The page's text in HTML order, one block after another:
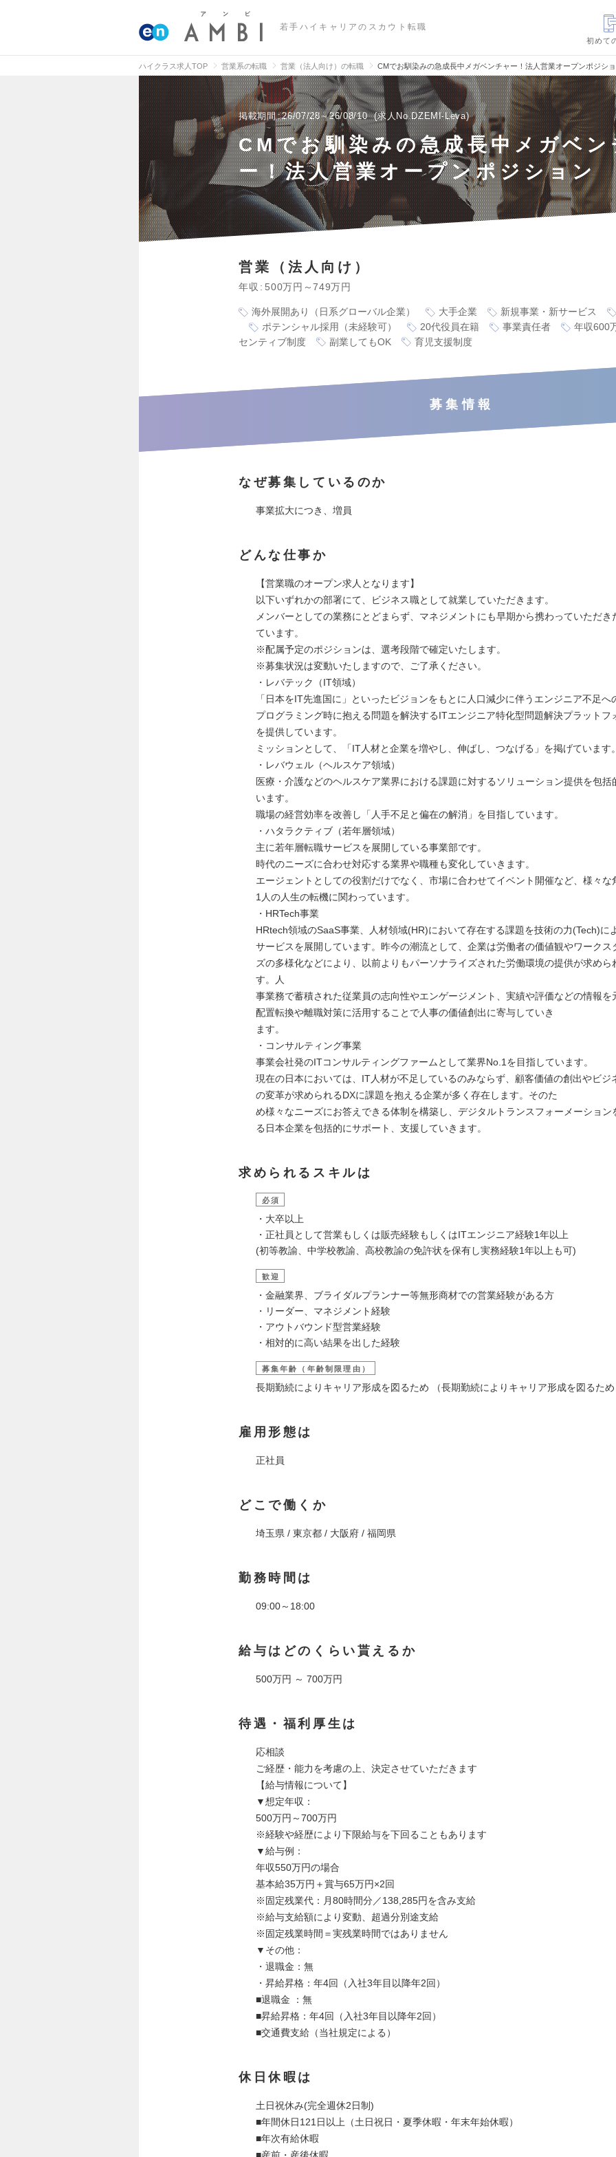
若手ハイキャリアのスカウト転職
初めて
ハイクラス求人TOP 営業系の転職 営業（法人向け）の転職 CMでお馴染みの急成長中メガベンチャー！法人営業オープンポジシ
掲載期間 26/07/28～26/08/10 求人No.DZEMI-Leva
CMでお馴染みの急成長中メガベ
ー！法人営業オープンポジション
営業（法人向け）
年収 500万円～749万円
海外展開あり（日系グローバル企業） 大手企業
新規事業・新サービス
ポテンシャル採用（未経験可）
20代役員在籍 事業責任者
年収600
センティブ制度
副業してもOK 育児支援制度
募集情報
なぜ募集しているのか
事業拡大につき、増員
どんな仕事か
【営業職のオープン求人となります】
以下いずれかの部署にて、ビジネス職として就業していただきます。
メンバーとしての業務にとどまらず、マネジメントにも早期から携わっていただき
ています。
※配属予定のポジションは、選考段階で確定いたします。
※募集状況は変動いたしますので、ご了承ください。
・レバテック（IT領域）
「日本をIT先進国に」といったビジョンをもとに人口減少に伴うエンジニア不足へ
プログラミング時に抱える問題を解決するITエンジニア特化型問題解決プラットフ
を提供しています。
ミッションとして、「IT人材と企業を増やし、伸ばし、つなげる」を掲げています
・レバウェル（ヘルスケア領域）
医療・介護などのヘルスケア業界における課題に対するソリューション提供を包括
います。
職場の経営効率を改善し「人手不足と偏在の解消」を目指しています。
・ハタラクティブ（若年層領域）
主に若年層転職サービスを展開している事業部です。
時代のニーズに合わせ対応する業界や職種も変化していきます。
エージェントとしての役割だけでなく、市場に合わせてイベント開催など、様々な
1人の人生の転機に関わっています。
・HRTech事業
HRtech領域のSaaS事業、人材領域(HR)において存在する課題を技術の力(Tech)に
サービスを展開しています。昨今の潮流として、企業は労働者の価値観やワークス
ズの多様化などにより、以前よりもパーソナライズされた労働環境の提供が求めら
す。人
事業務で蓄積された従業員の志向性やエンゲージメント、実績や評価などの情報を
配置転換や離職対策に活用することで人事の価値創出に寄与していき
ます。
・コンサルティング事業
事業会社発のITコンサルティングファームとして業界No.1を目指しています。
現在の日本においては、IT人材が不足しているのみならず、顧客価値の創出やビジ
の変革が求められるDXに課題を抱える企業が多く存在します。そのた
め様々なニーズにお答えできる体制を構築し、デジタルトランスフォーメーション
る日本企業を包括的にサポート、支援していきます。
求められるスキルは
必須
・大卒以上
・正社員として営業もしくは販売経験もしくはITエンジニア経験1年以上
(初等教諭、中学校教諭、高校教諭の免許状を保有し実務経験1年以上も可)
歓迎
・金融業界、ブライダルプランナー等無形商材での営業経験がある方
・リーダー、マネジメント経験
・アウトバウンド型営業経験
・相対的に高い結果を出した経験
募集年齢（年齢制限理由）
長期勤続によりキャリア形成を図るため （長期勤続によりキャリア形成を図るた
雇用形態は
正社員
どこで働くか
埼玉県 / 東京都 / 大阪府 / 福岡県
勤務時間は
09:00～18:00
給与はどのくらい貰えるか
500万円 ～ 700万円
待遇・福利厚生は
応相談
ご経歴・能力を考慮の上、決定させていただきます
【給与情報について】
▼想定年収：
500万円～700万円
※経験や経歴により下限給与を下回ることもあります
▼給与例：
年収550万円の場合
基本給35万円＋賞与65万円×2回
※固定残業代：月80時間分／138,285円を含み支給
※給与支給額により変動、超過分別途支給
※固定残業時間＝実残業時間ではありません
▼その他：
・退職金：無
・昇給昇格：年4回（入社3年目以降年2回）
■退職金 ：無
■昇給昇格：年4回（入社3年目以降年2回）
■交通費支給（当社規定による）
休日休暇は
土日祝休み(完全週休2日制)
■年間休日121日以上（土日祝日・夏季休暇・年末年始休暇）
■年次有給休暇